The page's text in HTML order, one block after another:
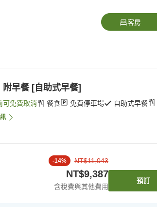
客房
早餐 [自助式早餐]
可免費取消 餐食 免費停車場 自助式早餐
-14% NT$11,043
NT$9,387
含稅費與其他費用
預訂